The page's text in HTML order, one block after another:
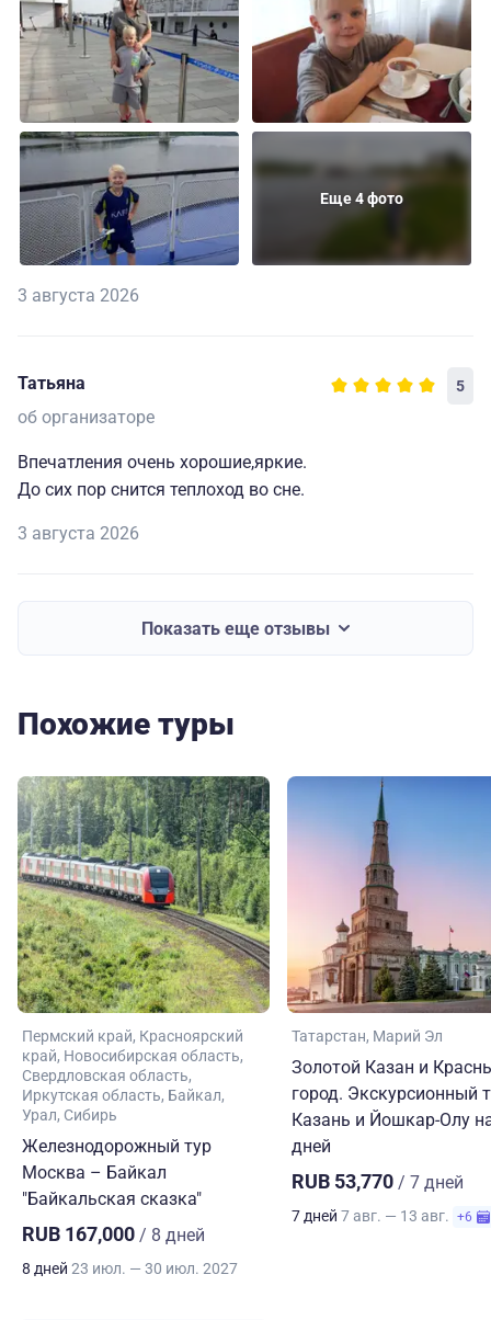
Еще 4 фото
3 августа 2026
Татьяна 5
об организаторе
Впечатления очень хорошие,яркие.
До сих пор снится теплоход во сне.
3 августа 2026
Показать еще отзывы
Похожие туры
Пермский край Красноярский
край Новосибирская область
Свердловская область
Иркутская область Байкал
Урал Сибирь
Железнодорожный тур
Москва – Байкал
"Байкальская сказка"
RUB 167,000 / 8 дней
8 дней 23 июл. — 30 июл. 2027
Татарстан Марий Эл
Золотой Казан и
город. Экскурсионный
Казань и Йошкар-Олу
дней
RUB 53,770 / 7 дней
7 дней 7 авг. — 13 авг. +6